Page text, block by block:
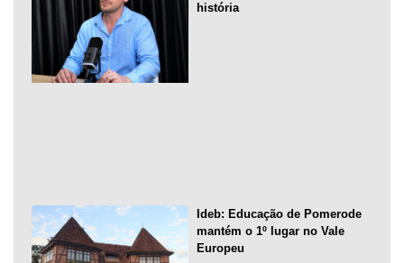
história
Ideb: Educação de Pomerode
mantém o 1º lugar no Vale
Europeu